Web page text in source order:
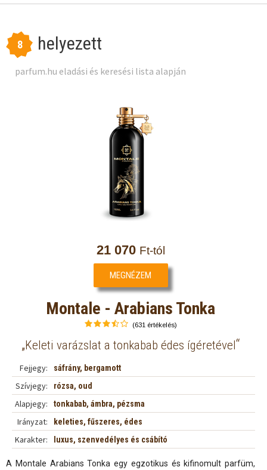
8 helyezett
parfum.hu eladási és keresési lista alapján
21 070 Ft-tól
MEGNÉZEM
Montale - Arabians Tonka
(631 értékelés)
„Keleti varázslat a tonkabab édes ígéretével “
Fejjegy: sáfrány, bergamott
Szívjegy: rózsa, oud
Alapjegy: tonkabab, ámbra, pézsma
Irányzat: keleties, fűszeres, édes
Karakter: luxus, szenvedélyes és csábító
A Montale Arabians Tonka egy egzotikus és kifinomult parfüm,